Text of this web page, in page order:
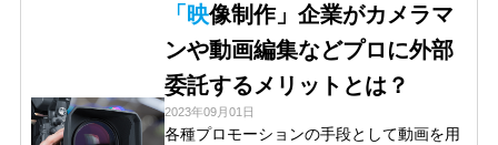
「映像制作」企業がカメラマ
ンや動画編集などプロに外部
委託するメリットとは？
2023年09月01日
各種プロモーションの手段として動画を用